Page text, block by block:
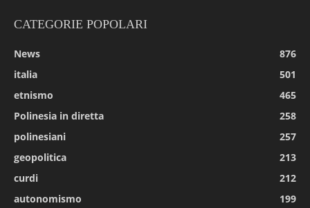
CATEGORIE POPOLARI
News
876
italia
501
etnismo
465
Polinesia in diretta
258
polinesiani
257
geopolitica
213
curdi
212
autonomismo
199